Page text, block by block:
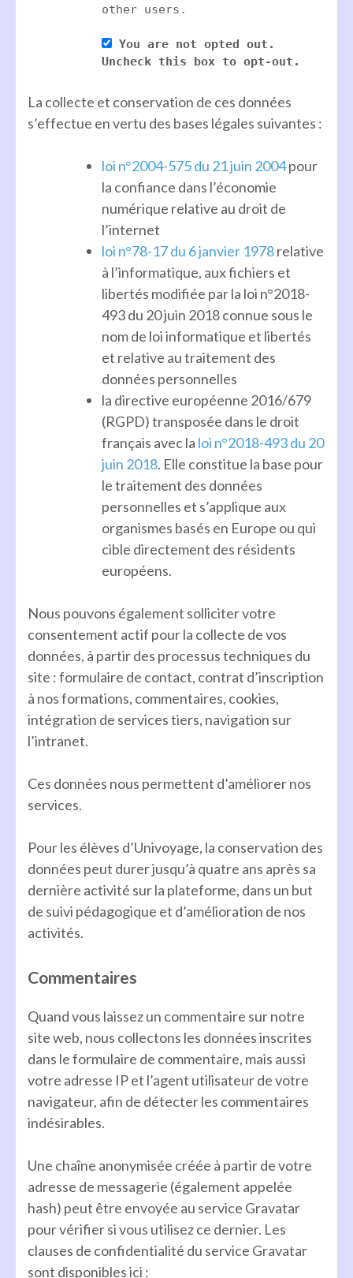
other users.
You are not opted out.
Uncheck this box to opt-out.
La collecte et conservation de ces données
s’effectue en vertu des bases légales suivantes :
loi n°2004-575 du 21 juin 2004pour
la confiance dans l’économie
numérique relative au droit de
l’internet
loi n°78-17 du 6 janvier 1978relative
à l’informatique, aux fichiers et
libertés modifiée par la loi n°2018-
493 du 20 juin 2018 connue sous le
nom de loi informatique et libertés
et relative au traitement des
données personnelles
la directive européenne 2016/679
(RGPD) transposée dans le droit
français avec la loi n°2018-493 du 20
juin 2018. Elle constitue la base pour
le traitement des données
personnelles et s’applique aux
organismes basés en Europe ou qui
cible directement des résidents
européens.
Nous pouvons également solliciter votre
consentement actif pour la collecte de vos
données, à partir des processus techniques du
site : formulaire de contact, contrat d’inscription
à nos formations, commentaires, cookies,
intégration de services tiers, navigation sur
l’intranet.
Ces données nous permettent d’améliorer nos
services.
Pour les élèves d’Univoyage, la conservation des
données peut durer jusqu’à quatre ans après sa
dernière activité sur la plateforme, dans un but
de suivi pédagogique et d’amélioration de nos
activités.
Commentaires
Quand vous laissez un commentaire sur notre
site web, nous collectons les données inscrites
dans le formulaire de commentaire, mais aussi
votre adresse IP et l’agent utilisateur de votre
navigateur, afin de détecter les commentaires
indésirables.
Une chaîne anonymisée créée à partir de votre
adresse de messagerie (également appelée
hash) peut être envoyée au service Gravatar
pour vérifier si vous utilisez ce dernier. Les
clauses de confidentialité du service Gravatar
sont disponibles ici :